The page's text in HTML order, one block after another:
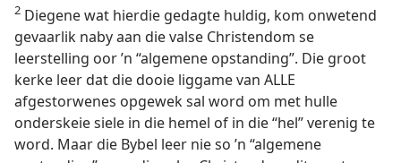
2 Diegene wat hierdie gedagte huldig, kom onwetend
gevaarlik naby aan die valse Christendom se
leerstelling oor ’n “algemene opstanding”. Die groot
kerke leer dat die dooie liggame van ALLE
afgestorwenes opgewek sal word om met hulle
onderskeie siele in die hemel of in die “hel” verenig te
word. Maar die Bybel leer nie so ’n “algemene